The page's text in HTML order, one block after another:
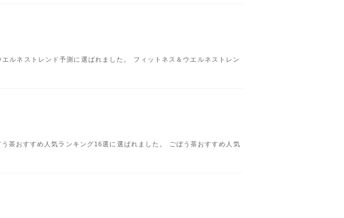
ネストレンド予測に選ばれました。 フィットネス＆ウエルネストレン
おすすめ人気ランキング16選に選ばれました。 ごぼう茶おすすめ人気